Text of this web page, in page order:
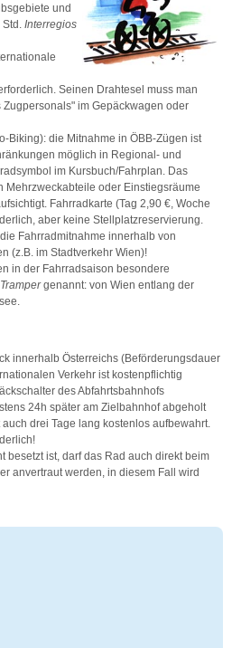
und
Interregios
Seinen Drahtesel muss man
im Gepäckwagen oder
Biking): die Mitnahme in ÖBB-Zügen ist
möglich in Regional- und
im Kursbuch/Fahrplan. Das
Mehrzweckabteile oder Einstiegsräume
Fahrradkarte (Tag 2,90 €, Woche
aber keine Stellplatzreservierung.
Fahrradmitnahme innerhalb von
(z.B. im Stadtverkehr Wien)!
in der Fahrradsaison besondere
genannt: von Wien entlang der
innerhalb Österreichs (Beförderungsdauer
Verkehr ist kostenpflichtig
des Abfahrtsbahnhofs
24h später am Zielbahnhof abgeholt
drei Tage lang kostenlos aufbewahrt.
besetzt ist, darf das Rad auch direkt beim
anvertraut werden, in diesem Fall wird